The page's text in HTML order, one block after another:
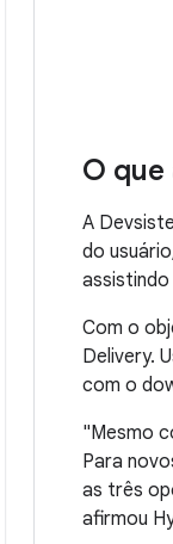
O
A
do
Com o
Delivery.
com o
"Mesmo
Para
as três
afirmou